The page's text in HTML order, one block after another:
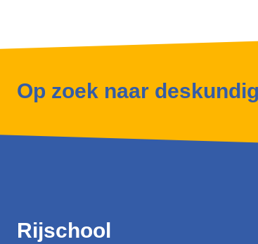
Op zoek naar
Rijschool